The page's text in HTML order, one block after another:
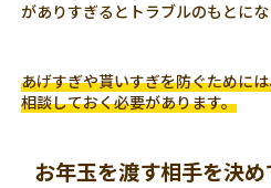
がありすぎるとトラブルのもとにな
あげすぎや貰いすぎを防ぐために
相談しておく必要があります。
お年玉を渡す相手を決め